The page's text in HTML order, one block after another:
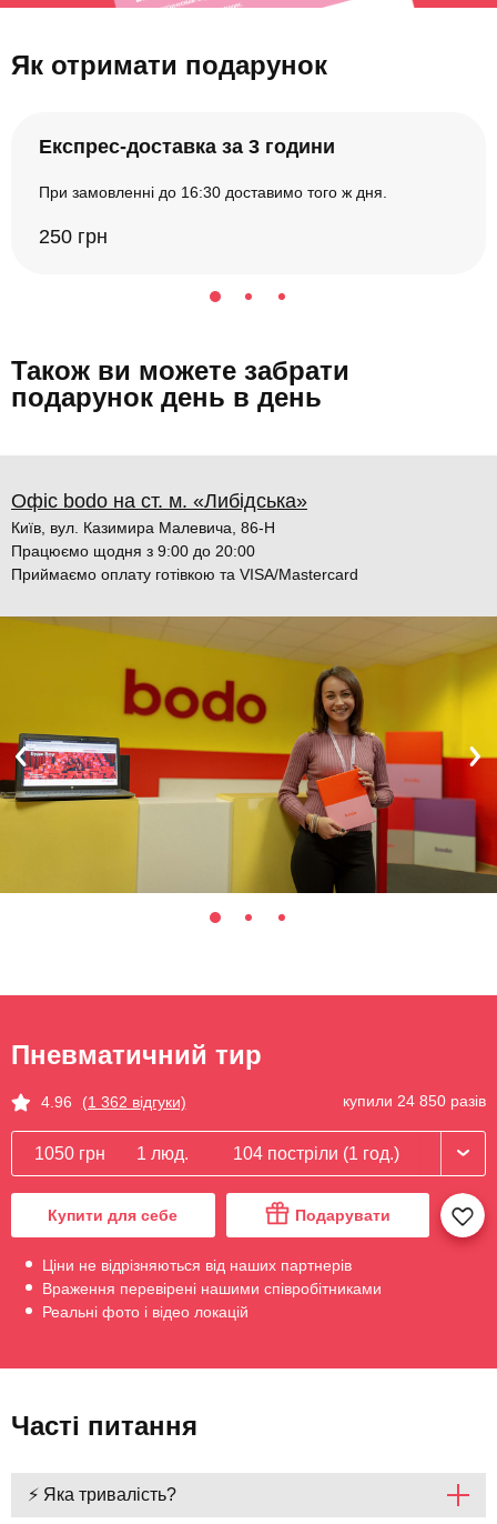
Як отримати подарунок
Експрес-доставка за 3 години
При замовленні до 16:30 доставимо того ж дня.
250 грн
Також ви можете забрати
подарунок день в день
Офіс bodo на ст. м. «Либідська»
Київ, вул. Казимира Малевича, 86-Н
Працюємо щодня з 9:00 до 20:00
Приймаємо оплату готівкою та VISA/Mastercard
Пневматичний тир
4.96 (1 362 відгуки) купили 24 850 разів
1050 грн 1 люд. 104 постріли (1 год.)
Купити для себе Подарувати
Ціни не відрізняються від наших партнерів
Враження перевірені нашими співробітниками
Реальні фото і відео локацій
Часті питання
⚡ Яка тривалість?